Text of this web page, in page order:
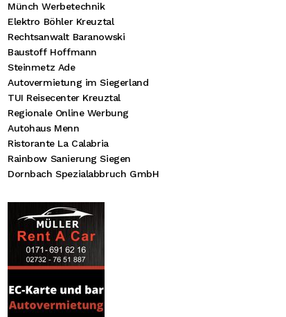
Münch Werbetechnik
Elektro Böhler Kreuztal
Rechtsanwalt Baranowski
Baustoff Hoffmann
Steinmetz Ade
Autovermietung im Siegerland
TUI Reisecenter Kreuztal
Regionale Online Werbung
Autohaus Menn
Ristorante La Calabria
Rainbow Sanierung Siegen
Dornbach Spezialabbruch GmbH